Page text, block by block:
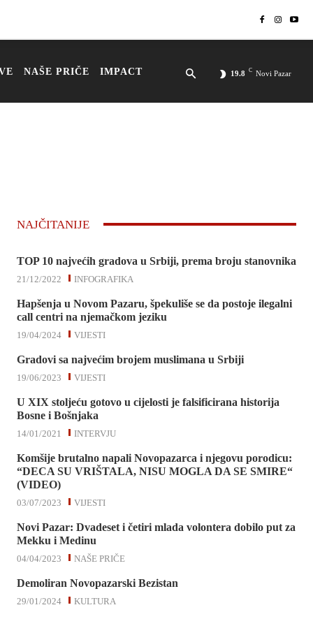
NAŠE PRIČE IMPACT 19.8 C Novi Pazar
NAJČITANIJE
TOP 10 najvećih gradova u Srbiji, prema broju stanovnika
INFOGRAFIKA
21/12/2022
Hapšenja u Novom Pazaru, špekuliše se da postoje ilegalni
call centri na njemačkom jeziku
VIJESTI
19/04/2024
Gradovi sa najvećim brojem muslimana u Srbiji
VIJESTI
19/06/2023
U XIX stoljeću gotovo u cijelosti je falsificirana historija
Bosne i Bošnjaka
INTERVJU
14/01/2021
Komšije brutalno napali Novopazarca i njegovu porodicu:
“DECA SU VRIŠTALA, NISU MOGLA DA SE SMIRE“
(VIDEO)
VIJESTI
03/07/2023
Novi Pazar: Dvadeset i četiri mlada volontera dobilo put za
Mekku i Medinu
NAŠE PRIČE
04/04/2023
Demoliran Novopazarski Bezistan
KULTURA
29/01/2024